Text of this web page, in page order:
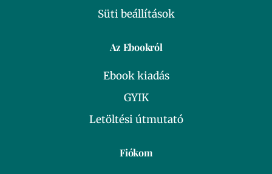
Süti beállítások
Az Ebookról
Ebook kiadás
GYIK
Letöltési útmutató
Fiókom